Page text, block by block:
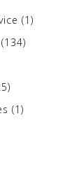
(1)
(134)
(1)